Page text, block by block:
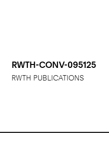
RWTH-CONV-095125
RWTH PUBLICATIONS